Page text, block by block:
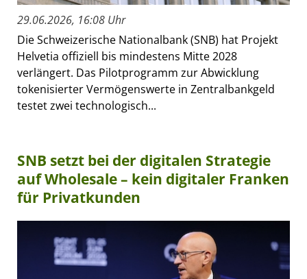
29.06.2026, 16:08 Uhr
Die Schweizerische Nationalbank (SNB) hat Projekt
Helvetia offiziell bis mindestens Mitte 2028
verlängert. Das Pilotprogramm zur Abwicklung
tokenisierter Vermögenswerte in Zentralbankgeld
testet zwei technologisch...
SNB setzt bei der digitalen Strategie
auf Wholesale – kein digitaler Franken
für Privatkunden